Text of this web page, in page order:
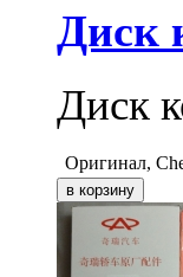
Диск
Диск
Оригинал,